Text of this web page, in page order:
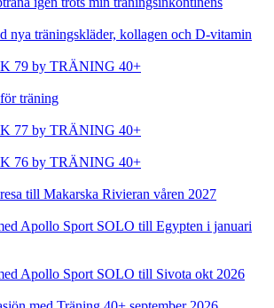
nya träningskläder, kollagen och D-vitamin
79 by TRÄNING 40+
träning
77 by TRÄNING 40+
76 by TRÄNING 40+
till Makarska Rivieran våren 2027
Apollo Sport SOLO till Egypten i januari
Apollo Sport SOLO till Sivota okt 2026